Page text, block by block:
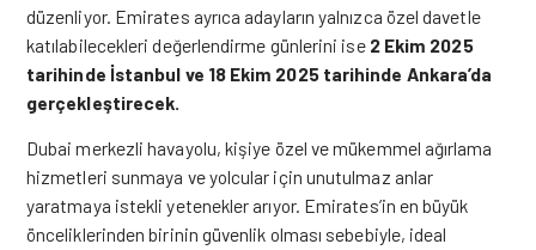
düzenliyor. Emirates ayrıca adayların yalnızca özel davetle
katılabilecekleri değerlendirme günlerini ise 2 Ekim 2025
tarihinde İstanbul ve 18 Ekim 2025 tarihinde Ankara’da
gerçekleştirecek.
Dubai merkezli havayolu, kişiye özel ve mükemmel ağırlama
hizmetleri sunmaya ve yolcular için unutulmaz anlar
yaratmaya istekli yetenekler arıyor. Emirates’in en büyük
önceliklerinden birinin güvenlik olması sebebiyle, ideal